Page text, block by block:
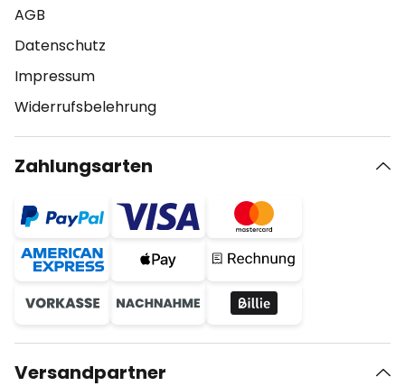
AGB
Datenschutz
Impressum
Widerrufsbelehrung
Zahlungsarten
Versandpartner